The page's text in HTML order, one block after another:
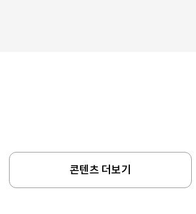
콘텐츠 더보기